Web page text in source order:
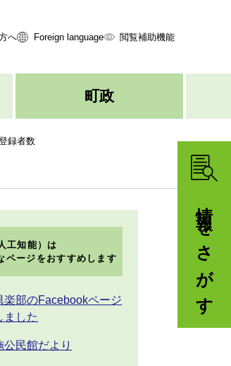
情報をさがす
へ Foreign language 閲覧補助機能
町政
録者数
工知能）は
ページをおすすめします
楽部のFacebookページ
ました
公民館だより